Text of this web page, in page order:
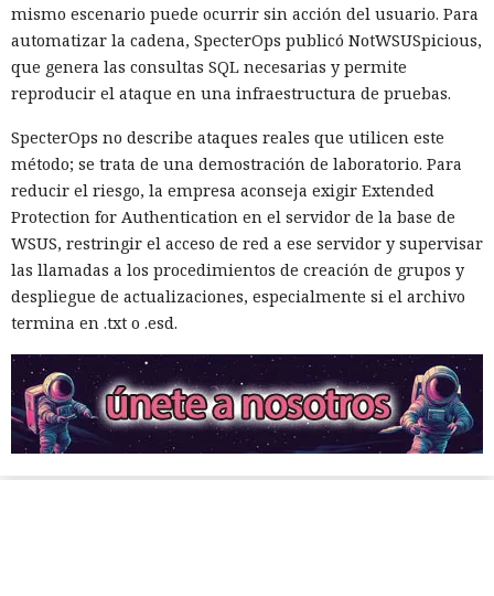
mismo escenario puede ocurrir sin acción del usuario. Para
automatizar la cadena, SpecterOps publicó NotWSUSpicious,
que genera las consultas SQL necesarias y permite
reproducir el ataque en una infraestructura de pruebas.
SpecterOps no describe ataques reales que utilicen este
método; se trata de una demostración de laboratorio. Para
reducir el riesgo, la empresa aconseja exigir Extended
Protection for Authentication en el servidor de la base de
WSUS, restringir el acceso de red a ese servidor y supervisar
las llamadas a los procedimientos de creación de grupos y
despliegue de actualizaciones, especialmente si el archivo
termina en .txt o .esd.